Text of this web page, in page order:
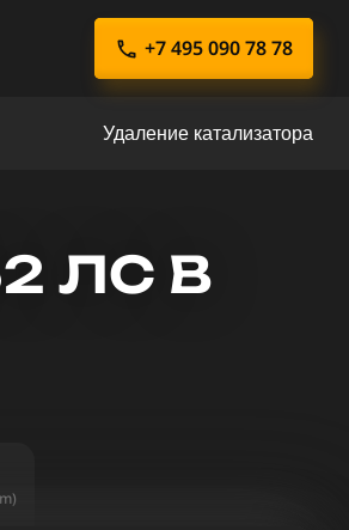
+7 495 090 78 78
Удаление катализатора
ЛС В